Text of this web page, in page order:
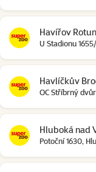
Havířov
U Stadionu
Havlíčkův
OC Stříbrný
Hluboká nad
Potoční 1630,